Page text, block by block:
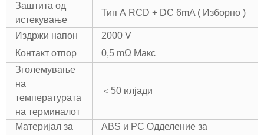
Заштита од
истекување
Тип А RCD + DC 6mA ( Изборно )
Издржи напон
2000 V
Контакт отпор
0,5 mΩ Макс
Зголемување
на
температурата
на терминалот
＜50 илјади
Материјал за
ABS и PC Одделение за